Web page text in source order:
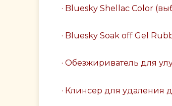
· Bluesky Shellac Color
· Bluesky Soak off Gel
· Обезжириватель для
· Клинсер для удаления